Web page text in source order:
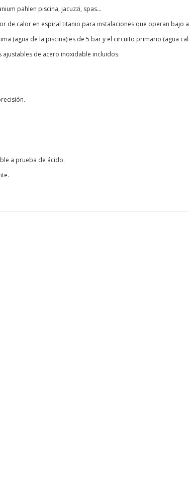
pahlen piscina, jacuzzi, spas...
de calor en espiral titanio para instalaciones que operan bajo
(agua de la piscina) es de 5 bar y el circuito primario (agua
ajustables de acero inoxidable incluidos.
a prueba de ácido.